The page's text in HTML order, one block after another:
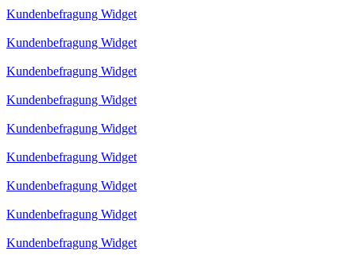
Kundenbefragung Widget
Kundenbefragung Widget
Kundenbefragung Widget
Kundenbefragung Widget
Kundenbefragung Widget
Kundenbefragung Widget
Kundenbefragung Widget
Kundenbefragung Widget
Kundenbefragung Widget